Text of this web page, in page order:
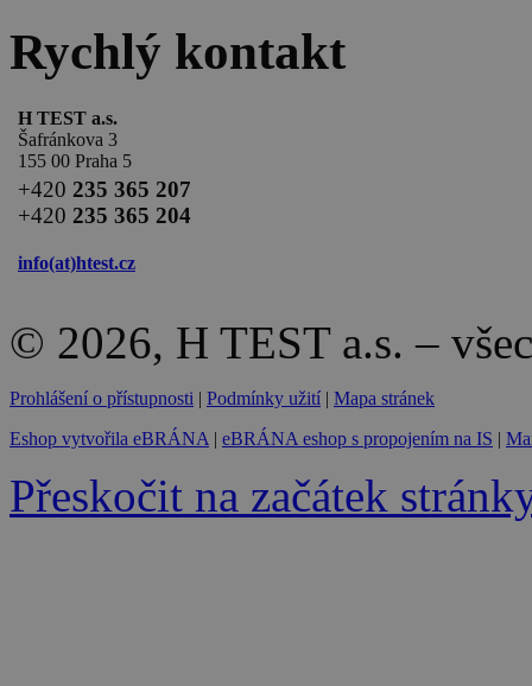
Rychlý kontakt
H TEST a.s.
Šafránkova 3
155 00 Praha 5
+420 235 365 207
+420 235 365 204
info(at)htest.cz
© 2026, H TEST a.s. –
Prohlášení o přístupnosti | Podmínky užití | Mapa stránek
Eshop vytvořila eBRÁNA | eBRÁNA eshop s propojením na IS |
Přeskočit na začátek